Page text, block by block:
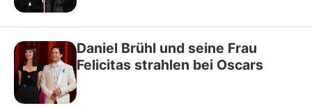
Daniel Brühl und seine Frau
Felicitas strahlen bei Oscars